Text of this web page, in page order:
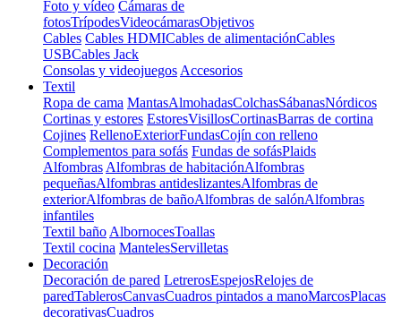
Foto y vídeo Cámaras de
fotosTrípodesVideocámarasObjetivos
Cables Cables HDMICables de alimentaciónCables
USBCables Jack
Consolas y videojuegos Accesorios
Textil
Ropa de cama MantasAlmohadasColchasSábanasNórdicos
Cortinas y estores EstoresVisillosCortinasBarras de cortina
Cojines RellenoExteriorFundasCojín con relleno
Complementos para sofás Fundas de sofásPlaids
Alfombras Alfombras de habitaciónAlfombras
pequeñasAlfombras antideslizantesAlfombras de
exteriorAlfombras de bañoAlfombras de salónAlfombras
infantiles
Textil baño AlbornocesToallas
Textil cocina MantelesServilletas
Decoración
Decoración de pared LetrerosEspejosRelojes de
paredTablerosCanvasCuadros pintados a manoMarcosPlacas
decorativasCuadros